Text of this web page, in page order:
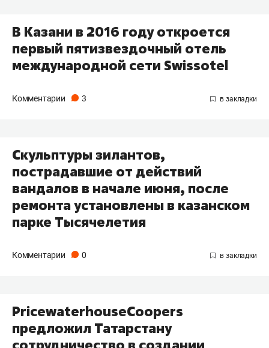
В Казани в 2016 году откроется
первый пятизвездочный отель
международной сети Swissotel
Комментарии 3
Скульптуры зилантов,
пострадавшие от действий
вандалов в начале июня, после
ремонта установлены в казанском
парке Тысячелетия
Комментарии 0
PricewaterhouseCoopers
предложил Татарстану